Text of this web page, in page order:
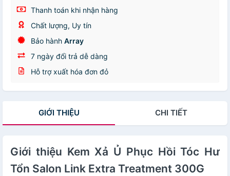
Thanh toán khi nhận hàng
Chất lượng, Uy tín
Bảo hành Array
7 ngày đổi trả dễ dàng
Hỗ trợ xuất hóa đơn đỏ
GIỚI THIỆU CHI TIẾT
Giới thiệu Kem Xả Ủ Phục Hồi Tóc Hư
Tổn Salon Link Extra Treatment 300G